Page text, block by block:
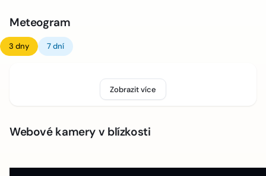
Meteogram
3 dny 7 dní
Zobrazit více
Webové kamery v blízkosti